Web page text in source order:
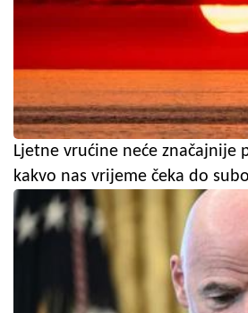
Ljetne vrućine neće značajnije
kakvo nas vrijeme čeka do